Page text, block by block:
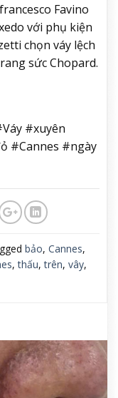
Favino
với phụ kiện
chọn váy lệch
sức Chopard.
#xuyên
#Cannes #ngày
bảo, Cannes,
,thấu,trên, vây,